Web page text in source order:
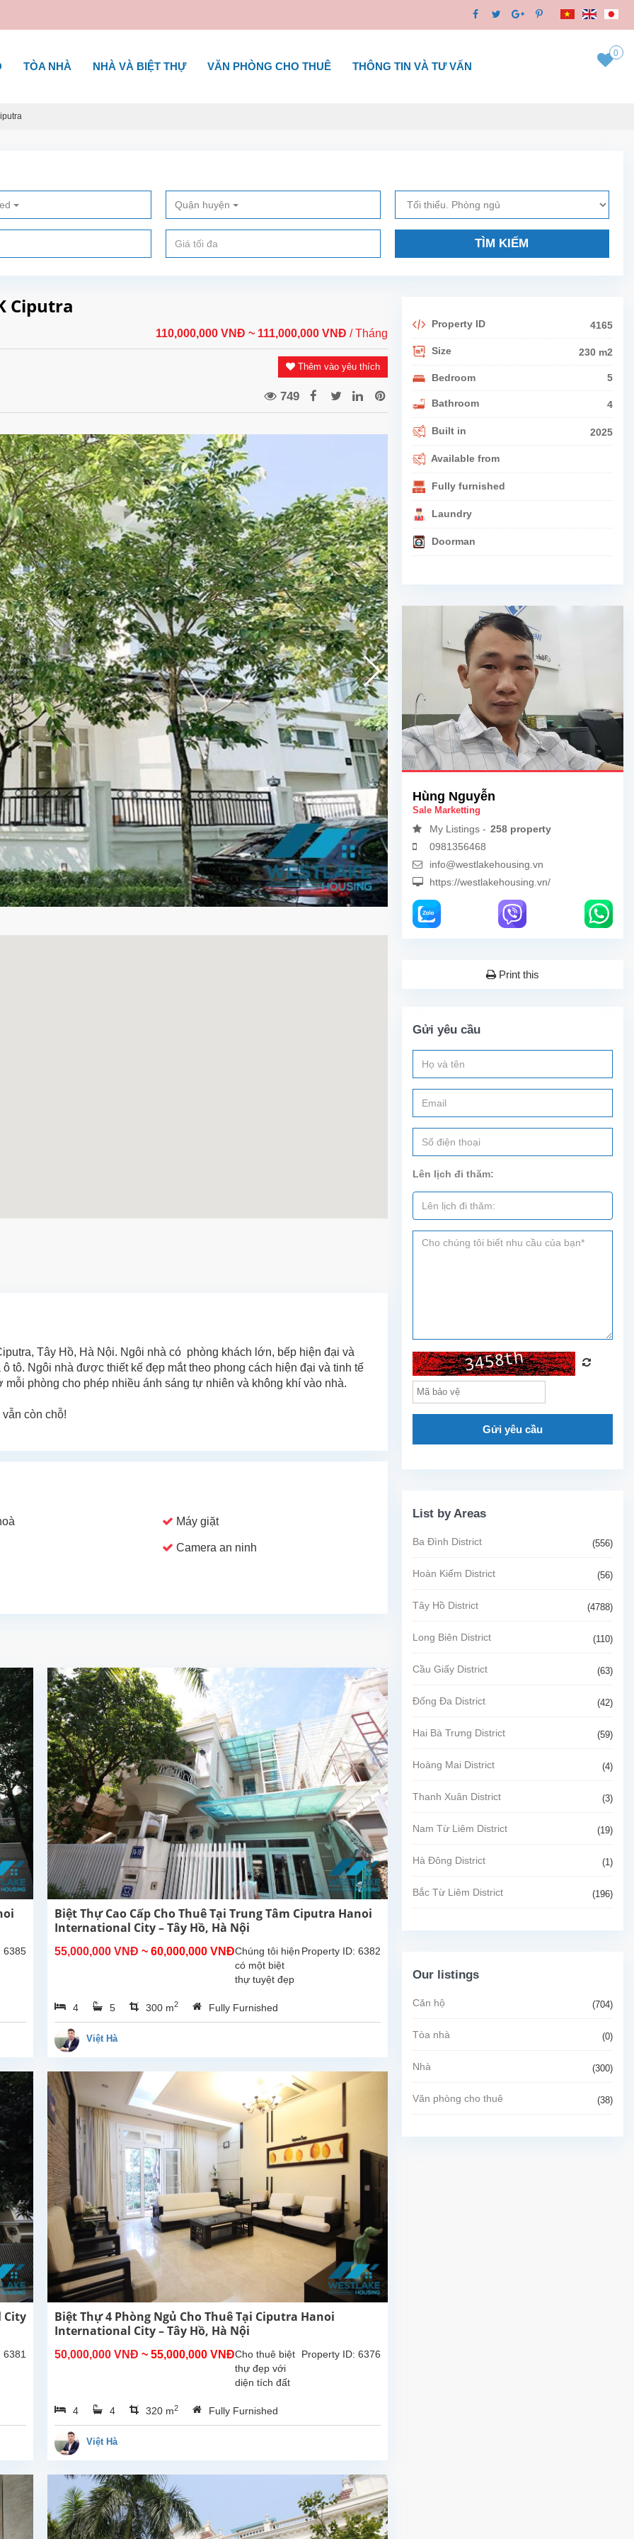
TÒA NHÀ NHÀ VÀ BIỆT THỰ VĂN PHÒNG CHO THUÊ THÔNG TIN VÀ TƯ VẤN
0
Quận huyện
TÌM KIẾM
Ciputra
110,000,000 VNĐ ~ 111,000,000 VNĐ / Tháng
Thêm vào yêu thích
749
Tây Hồ, Hà Nội. Ngôi nhà có phòng khách lớn, bếp hiện đại và
tô. Ngôi nhà được thiết kế đẹp mắt theo phong cách hiện đại và tinh tế
phòng cho phép nhiều ánh sáng tự nhiên và không khí vào nhà.
còn chỗ!
Máy giặt
Camera an ninh
6385
Biệt Thự Cao Cấp Cho Thuê Tại Trung Tâm Ciputra Hanoi
International City – Tây Hồ, Hà Nội
55,000,000 VNĐ ~ 60,000,000 VNĐ Property ID: 6382
Chúng tôi hiện
có một biệt
thự tuyệt đẹp
trung tâm khu
đô thị Ciputra
24/7, môi...
4 5 300 m2 Fully Furnished
Việt Hà
City
6381
Biệt Thự 4 Phòng Ngủ Cho Thuê Tại Ciputra Hanoi
International City – Tây Hồ, Hà Nội
50,000,000 VNĐ ~ 55,000,000 VNĐ Property ID: 6376
Cho thuê biệt
thự đẹp với
diện tích đất
tích xây dựng
350m², tọa lạc
4 4 320 m2 Fully Furnished
Việt Hà
Property ID 4165
Size 230 m2
Bedroom 5
Bathroom 4
Built in 2025
Available from
Fully furnished
Laundry
Doorman
Hùng Nguyễn
Sale Marketting
My Listings - 258 property
0981356468
info@westlakehousing.vn
https://westlakehousing.vn/
Print this
Gửi yêu cầu
Lên lịch đi thăm:
Gửi yêu cầu
List by Areas
Ba Đình District (556)
Hoàn Kiếm District (56)
Tây Hồ District (4788)
Long Biên District (110)
Cầu Giấy District (63)
Đống Đa District (42)
Hai Bà Trưng District (59)
Hoàng Mai District (4)
Thanh Xuân District (3)
Nam Từ Liêm District (19)
Hà Đông District (1)
Bắc Từ Liêm District (196)
Our listings
Căn hộ (704)
Tòa nhà (0)
Nhà (300)
Văn phòng cho thuê (38)